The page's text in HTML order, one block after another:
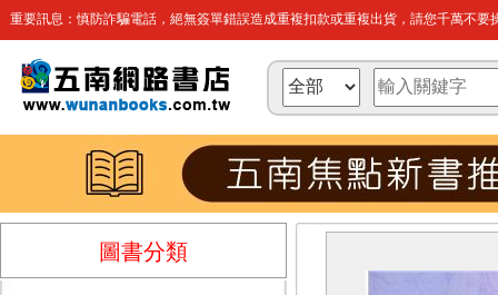
重要訊息：慎防詐騙電話，絕無簽單錯誤造成重複扣款或重複出貨，請您千萬不要
圖書分類